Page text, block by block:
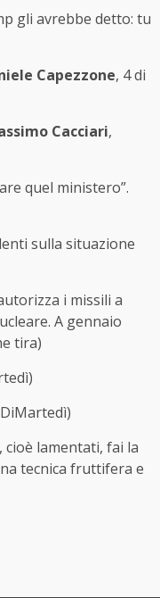
gli avrebbe detto: tu
Capezzone, 4 di
Cacciari,
quel ministero”.
sulla situazione
i missili a
A gennaio
tira)
lamentati, fai la
tecnica fruttifera e